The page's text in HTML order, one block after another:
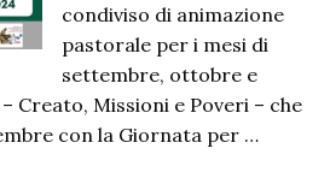
condiviso di animazione
pastorale per i mesi di
settembre, ottobre e
Creato, Missioni e Poveri – che
con la Giornata per …